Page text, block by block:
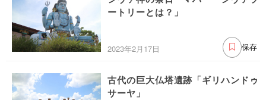
ートリーとは？」
2023年2月17日 保存
古代の巨大仏塔遺跡「ギリハンドゥ
サーヤ」